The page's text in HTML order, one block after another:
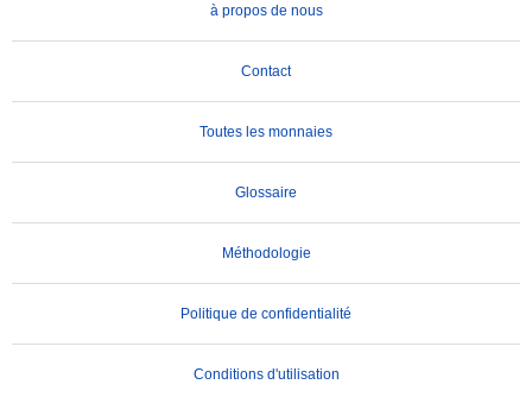
à propos de nous
Contact
Toutes les monnaies
Glossaire
Méthodologie
Politique de confidentialité
Conditions d'utilisation